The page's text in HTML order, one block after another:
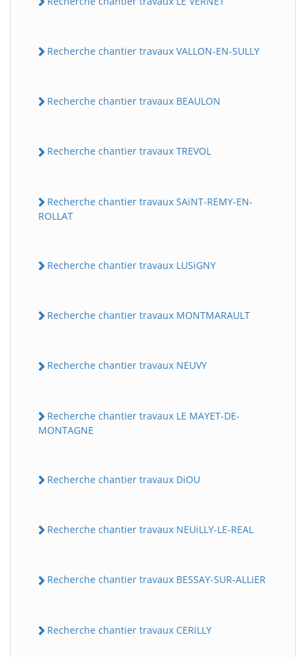
Recherche chantier travaux VALLON-EN-SULLY
Recherche chantier travaux BEAULON
Recherche chantier travaux TREVOL
Recherche chantier travaux SAiNT-REMY-EN-
ROLLAT
Recherche chantier travaux LUSiGNY
Recherche chantier travaux MONTMARAULT
Recherche chantier travaux NEUVY
Recherche chantier travaux LE MAYET-DE-
MONTAGNE
Recherche chantier travaux DiOU
Recherche chantier travaux NEUiLLY-LE-REAL
Recherche chantier travaux BESSAY-SUR-ALLiER
Recherche chantier travaux CERiLLY